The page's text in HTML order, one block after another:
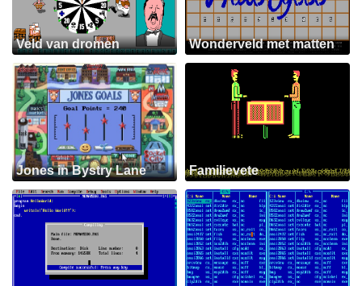
Veld van dromen Wonderveld met matten
Jones in Bystry Lane Familievete